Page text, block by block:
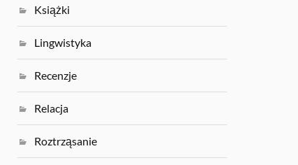
Książki
Lingwistyka
Recenzje
Relacja
Roztrząsanie